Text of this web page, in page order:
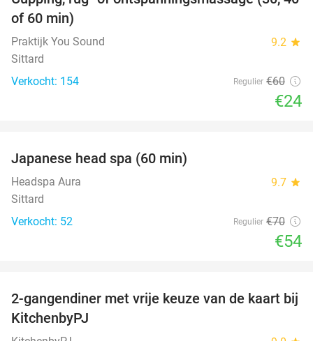
of 60 min)
Praktijk You Sound 9.2 star
Sittard
Verkocht: 154
Regulier €60
€24
Japanese head spa (60 min)
Headspa Aura 9.7 star
Sittard
Verkocht: 52
Regulier €70
€54
23%
2-gangendiner met vrije keuze van de kaart bij
KitchenbyPJ